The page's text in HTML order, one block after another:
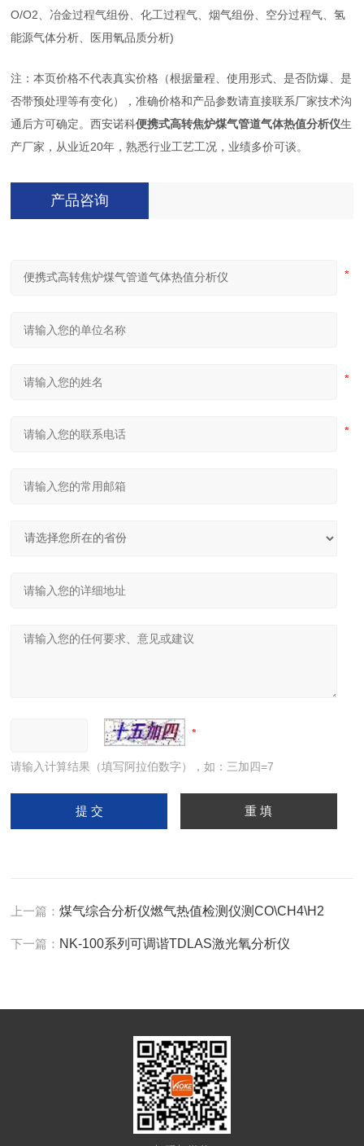
O/O2、冶金过程气组份、化工过程气、烟气组份、空分过程气、氢
能源气体分析、医用氧品质分析)
注：本页价格不代表真实价格（根据量程、使用形式、是否防爆、是
否带预处理等有变化），准确价格和产品参数请直接联系厂家技术沟
通后方可确定。西安诺科便携式高转焦炉煤气管道气体热值分析仪生
产厂家，从业近20年，熟悉行业工艺工况，业绩多价可谈。
产品咨询
请输入计算结果（填写阿拉伯数字），如：三加四=7
上一篇：煤气综合分析仪燃气热值检测仪测CO\CH4\H2
下一篇： NK-100系列可调谐TDLAS激光氧分析仪